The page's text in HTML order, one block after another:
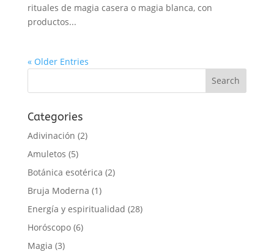
rituales de magia casera o magia blanca, con
productos...
« Older Entries
Categories
Adivinación (2)
Amuletos (5)
Botánica esotérica (2)
Bruja Moderna (1)
Energía y espiritualidad (28)
Horóscopo(6)
Magia (3)